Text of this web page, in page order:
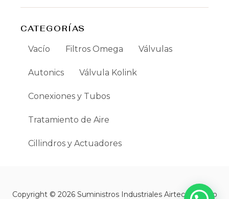
CATEGORÍAS
Vacío Filtros Omega Válvulas
Autonics Válvula Kolink
Conexiones y Tubos
Tratamiento de Aire
Cillindros y Actuadores
Copyright © 2026 Suministros Industriales Airtec | Creado